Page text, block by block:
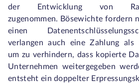
der Entwicklung von
zugenommen. Bösewichte fordern
einen
verlangen auch eine Zahlung als
um zu verhindern, dass kopierte
Unternehmen weitergegeben
entsteht ein doppelter